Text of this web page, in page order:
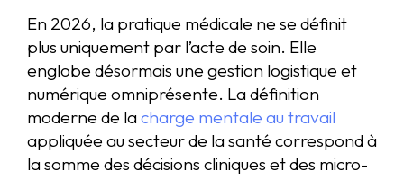
En 2026, la pratique médicale ne se définit
plus uniquement par l’acte de soin. Elle
englobe désormais une gestion logistique et
numérique omniprésente. La définition
moderne de lacharge mentale au travail
appliquée au secteur de la santé correspond à
la somme des décisions cliniques et des micro-